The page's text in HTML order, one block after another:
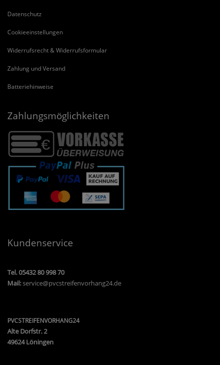
Datenschutz
Cookieeinstellungen
Widerrufsrecht & Widerrufsformular
Zahlung und Versand
Batteriehinweise
Zahlungsmöglichkeiten
Kundenservice
Tel. 05432 80 998 70
Mail:service@pvcstreifenvorhang24.de
PVCSTREIFENVORHANG24
Alte Dorfstr. 2
49624 Löningen